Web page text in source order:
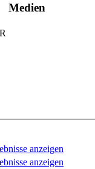
Medien
anzeigen
anzeigen